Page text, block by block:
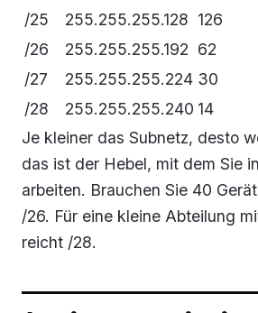
/25
255.255.255.128 126
/26
255.255.255.192 62
/27
255.255.255.224 30
/28
255.255.255.240 14
Je kleiner das Subnetz, desto
das ist der Hebel, mit dem Sie
arbeiten. Brauchen Sie 40
/26. Für eine kleine Abteilung
reicht /28.